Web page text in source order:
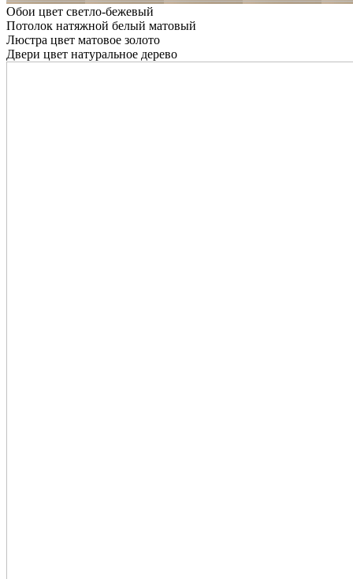
Обои цвет светло-бежевый
Потолок натяжной белый матовый
Люстра цвет матовое золото
Двери цвет натуральное дерево